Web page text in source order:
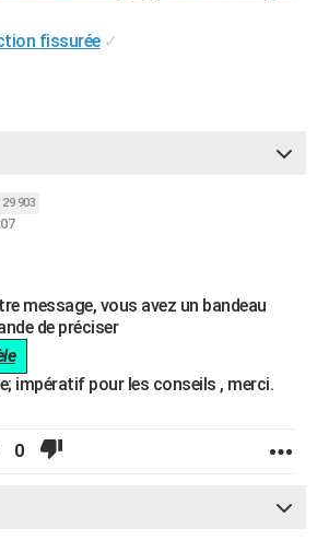
fissurée ✓
29 903
message, vous avez un bandeau
de préciser
impératif pour les conseils , merci.
0